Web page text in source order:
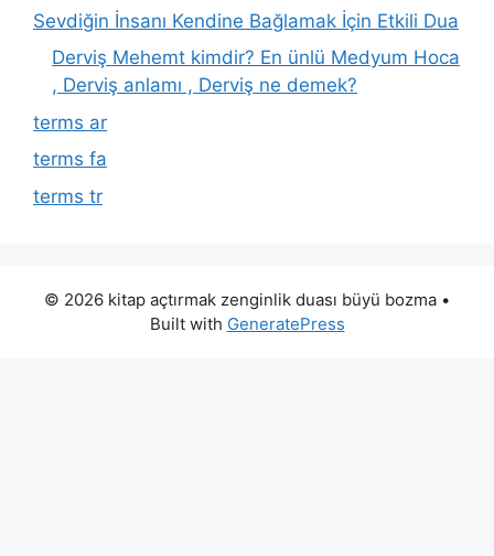
Sevdiğin İnsanı Kendine Bağlamak İçin Etkili Dua
Derviş Mehemt kimdir? En ünlü Medyum Hoca
, Derviş anlamı , Derviş ne demek?
terms ar
terms fa
terms tr
© 2026 kitap açtırmak zenginlik duası büyü bozma •
Built with GeneratePress